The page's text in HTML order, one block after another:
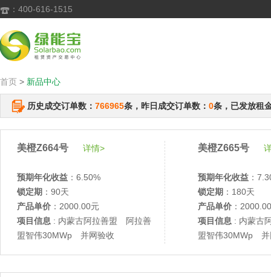
 ：400-616-1515
首页 > 新品中心
历史成交订单数： 766965条，昨日成交订单数： 0条，已发放租
美橙Z664号 详情>
预期年化收益 ：6.50%
锁定期 ：90天
产品单价 ：2000.00元
项目信息 : 内蒙古阿拉善盟 阿拉善
盟智伟30MWp 并网验收
美橙Z665号
预期年化收益 ：
锁定期 ：180天
产品单价 ：
项目信息 : 内蒙古
盟智伟30MWp 并